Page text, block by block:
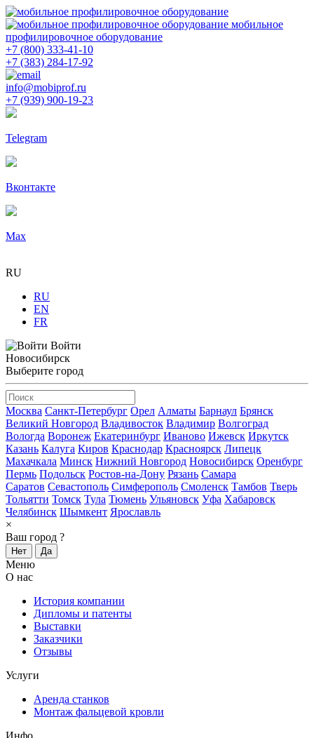
мобильное
профилировочное оборудование
+7 (800) 333-41-10
+7 (383) 284-17-92
info@mobiprof.ru
+7 (939) 900-19-23
Telegram
Вконтакте
Max
RU
RU
EN
FR
Войти
Новосибирск
Выберите город
Москва Санкт-Петербург Орел Алматы Барнаул Брянск
Великий Новгород Владивосток Владимир Волгоград
Вологда Воронеж Екатеринбург Иваново Ижевск Иркутск
Казань Калуга Киров Краснодар Красноярск Липецк
Махачкала Минск Нижний Новгород Новосибирск Оренбург
Пермь Подольск Ростов-на-Дону Рязань Самара
Саратов Севастополь Симферополь Смоленск Тамбов Тверь
Тольятти Томск Тула Тюмень Ульяновск Уфа Хабаровск
Челябинск Шымкент Ярославль
×
Ваш город ?
Нет Да
Меню
О нас
История компании
Дипломы и патенты
Выставки
Заказчики
Отзывы
Услуги
Аренда станков
Монтаж фальцевой кровли
Инфо